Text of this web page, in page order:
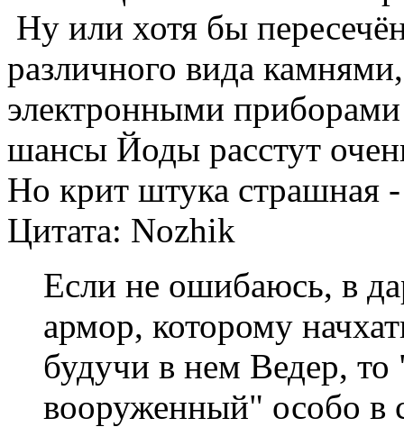
Ну или хотя бы
различного вида
электронными
шансы Йоды расстут
Но крит штука страшная
Цитата: Nozhik
Если не ошибаюсь, в
армор, которому
будучи в нем Ведер,
вооруженный" особо в